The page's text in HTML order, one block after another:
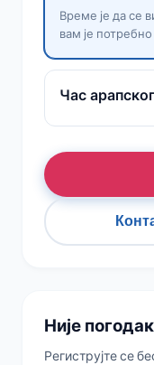
Време је да се
вам је
Час
Није
Региструјте се